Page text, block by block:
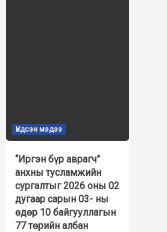
Үндсэн мэдээ
“Иргэн бүр аврагч”
анхны тусламжийн
сургалтыг 2026 оны 02
дугаар сарын 03- ны
өдөр 10 байгууллагын
77 төрийн албан